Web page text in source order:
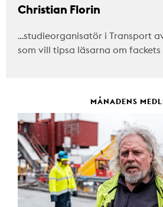
Christian Florin
…studieorganisatör i Transport
som vill tipsa läsarna om fackets
MÅNADENS